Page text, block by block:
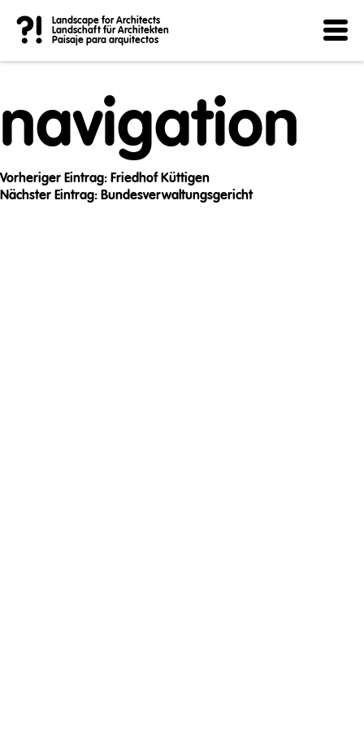
?!
Landscape for Architects
Landschaft für Architekten
Paisaje para arquitectos
Post
navigation
Vorheriger Eintrag: Friedhof Küttigen
Nächster Eintrag: Bundesverwaltungsgericht